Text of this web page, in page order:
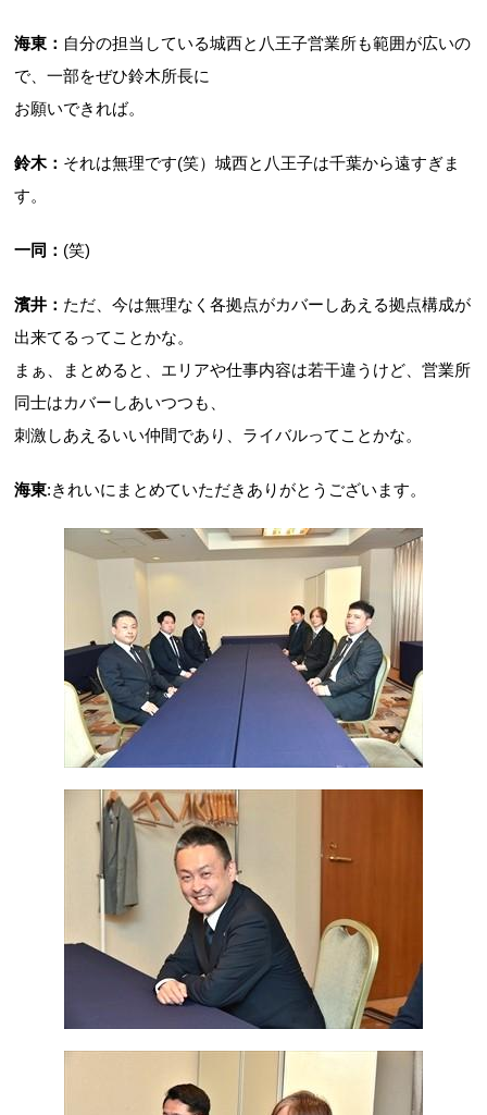
海東： 自分の担当している城西と八王子営業所も範囲が広いの
で、一部をぜひ鈴木所長に
お願いできれば。
鈴木： それは無理です(笑）城西と八王子は千葉から遠すぎま
す。
一同： (笑)
濱井： ただ、今は無理なく各拠点がカバーしあえる拠点構成が
出来てるってことかな。
まぁ、まとめると、エリアや仕事内容は若干違うけど、営業所
同士はカバーしあいつつも、
刺激しあえるいい仲間であり、ライバルってことかな。
海東:きれいにまとめていただきありがとうございます。